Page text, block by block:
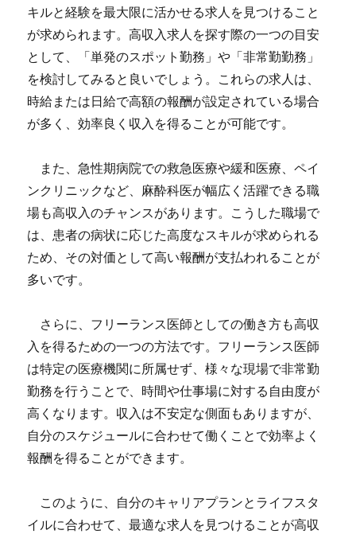
キルと経験を最大限に活かせる求人を見つけること
が求められます。高収入求人を探す際の一つの目安
として、「単発のスポット勤務」や「非常勤勤務」
を検討してみると良いでしょう。これらの求人は、
時給または日給で高額の報酬が設定されている場合
が多く、効率良く収入を得ることが可能です。
また、急性期病院での救急医療や緩和医療、ペイ
ンクリニックなど、麻酔科医が幅広く活躍できる職
場も高収入のチャンスがあります。こうした職場で
は、患者の病状に応じた高度なスキルが求められる
ため、その対価として高い報酬が支払われることが
多いです。
さらに、フリーランス医師としての働き方も高収
入を得るための一つの方法です。フリーランス医師
は特定の医療機関に所属せず、様々な現場で非常勤
勤務を行うことで、時間や仕事場に対する自由度が
高くなります。収入は不安定な側面もありますが、
自分のスケジュールに合わせて働くことで効率よく
報酬を得ることができます。
このように、自分のキャリアプランとライフスタ
イルに合わせて、最適な求人を見つけることが高収